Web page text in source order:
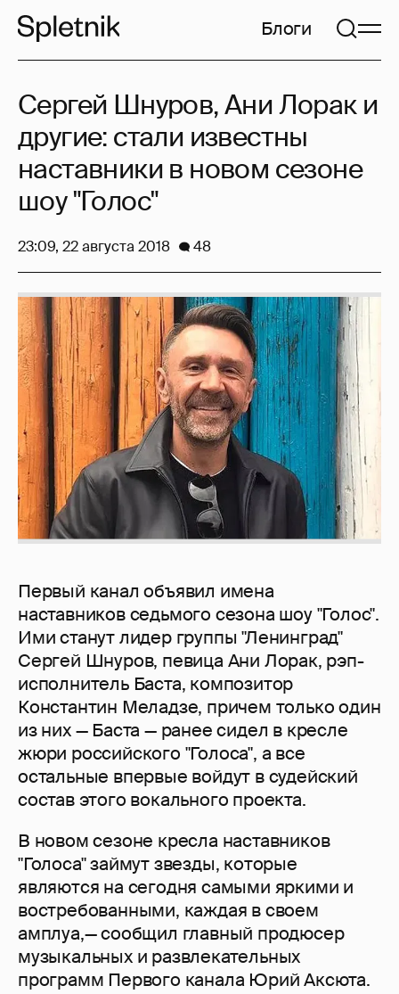
Блоги
Первый канал объявил имена
наставников седьмого сезона шоу "Голос".
Ими станут лидер группы "Ленинград"
Сергей Шнуров, певица Ани Лорак, рэп-
исполнитель Баста, композитор
Константин Меладзе, причем только один
из них — Баста — ранее сидел в кресле
жюри российского "Голоса", а все
остальные впервые войдут в судейский
состав этого вокального проекта.
В новом сезоне кресла наставников
"Голоса" займут звезды, которые
являются на сегодня самыми яркими и
востребованными, каждая в своем
амплуа,— сообщил главный продюсер
музыкальных и развлекательных
программ Первого канала Юрий Аксюта.
Сергей Шнуров, Ани Лорак и
другие: стали известны
наставники в новом сезоне
шоу "Голос"
23:09, 22 августа 2018 48